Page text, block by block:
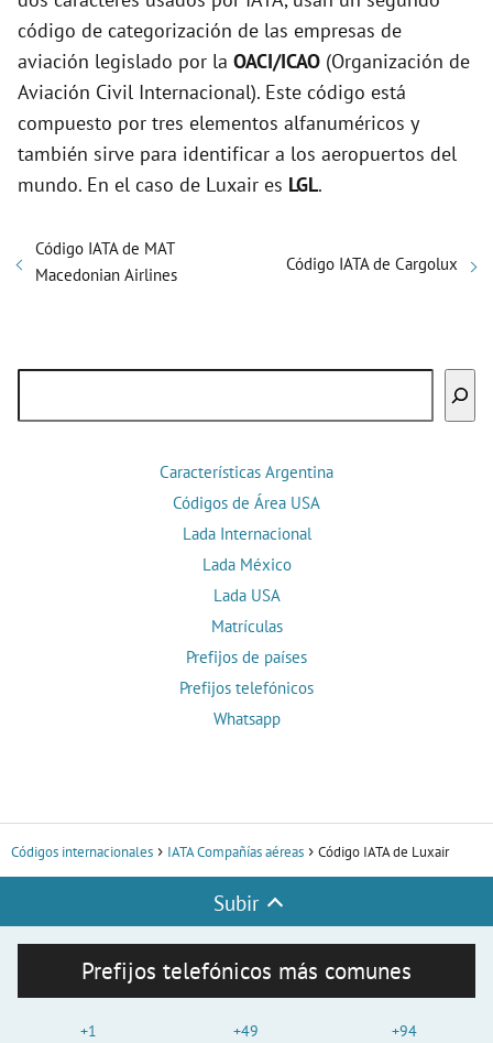
código de categorización de las empresas de
aviación legislado por la OACI/ICAO (Organización de
Aviación Civil Internacional). Este código está
compuesto por tres elementos alfanuméricos y
también sirve para identificar a los aeropuertos del
mundo. En el caso de Luxair es LGL.
Código IATA de MAT
Macedonian Airlines
Código IATA de Cargolux
Características Argentina
Códigos de Área USA
Lada Internacional
Lada México
Lada USA
Matrículas
Prefijos de países
Prefijos telefónicos
Whatsapp
Códigos internacionales IATA Compañías aéreas Código IATA de Luxair
Subir
Prefijos telefónicos más comunes
+1
+49
+94